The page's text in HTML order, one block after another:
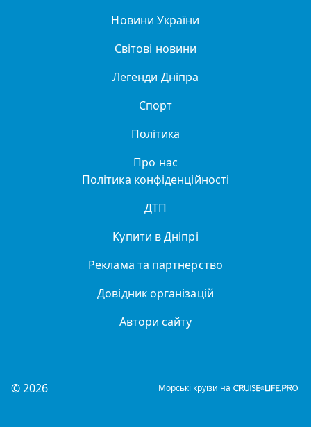
Новини України
Світові новини
Легенди Дніпра
Спорт
Політика
Про нас
Політика конфіденційності
ДТП
Купити в Дніпрі
Реклама та партнерство
Довідник організацій
Автори сайту
© 2026 Морські круїзи на